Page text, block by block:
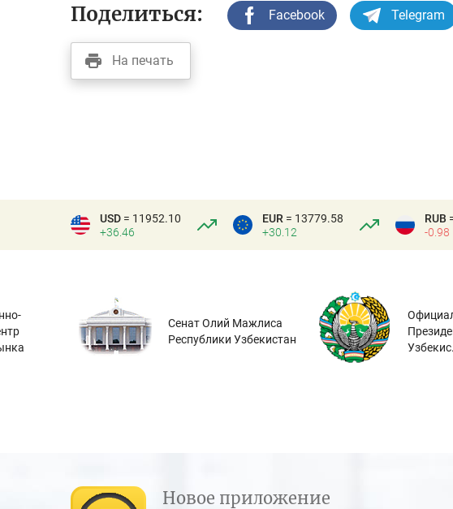
Поделиться: Facebook Telegram
На печать
USD = 11952.10
+36.46
EUR = 13779.58
+30.12
RUB
-0.98
Сенат Олий Мажлиса
Республики Узбекистан
Новое приложение